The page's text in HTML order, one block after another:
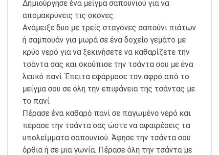
Δημιούργησε ένα μείγμα σαπουνιού για να
απομακρύνεις τις σκόνες.
Ανάμειξε δυο με τρείς σταγόνες σαπούνι πιάτων
ή σαμπουάν για μωρά σε ένα δοχείο γεμάτο με
κρύο νερό για να ξεκινήσετε να καθαρίζετε την
τσάντα σας και σκούπισε την τσάντα σου με ένα
λευκό πανί. Έπειτα εφάρμοσε τον αφρό από το
μείγμα σου σε όλη την επιφάνεια της τσάντας με
το πανί.
Πέρασε ένα καθαρό πανί σε παγωμένο νερό και
πέρασε την τσάντα σας ώστε να αφαιρέσεις τα
υπολείμματα σαπουνιού. Άφησε την τσάντα σου
όρθια ή σε μια γωνία. Πέρασε όλη την τσάντα με